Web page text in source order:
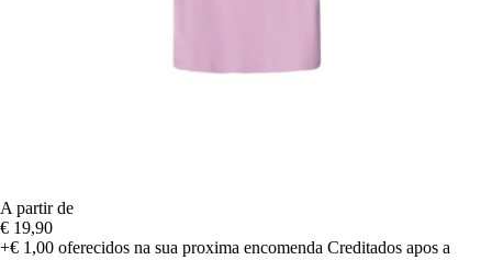
A partir de
€ 19,90
+€ 1,00 oferecidos na sua proxima encomenda Creditados apos a